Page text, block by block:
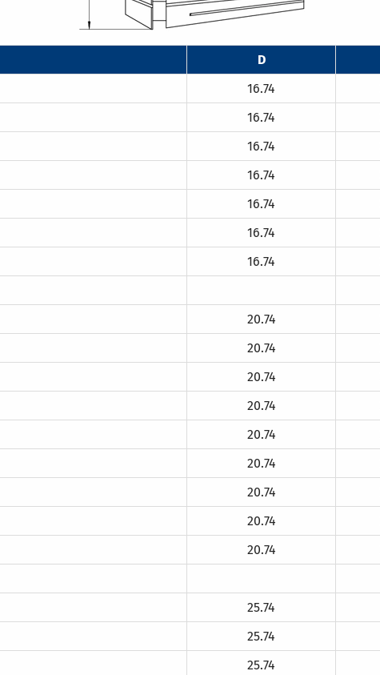
D
16.74
16.74
16.74
16.74
16.74
16.74
16.74
20.74
20.74
20.74
20.74
20.74
20.74
20.74
20.74
20.74
25.74
25.74
25.74